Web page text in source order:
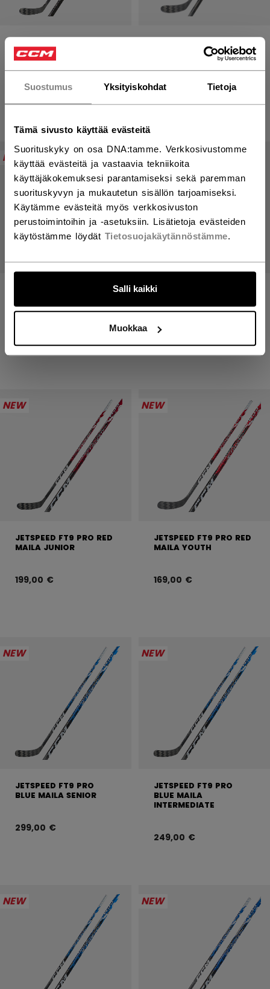
Suostumus Yksityiskohdat Tietoja
Tämä sivusto käyttää evästeitä
Suorituskyky on osa DNA:tamme. Verkkosivustomme
käyttää evästeitä ja vastaavia tekniikoita
käyttäjäkokemuksesi parantamiseksi sekä paremman
suorituskyvyn ja mukautetun sisällön tarjoamiseksi.
Käytämme evästeitä myös verkkosivuston
perustoimintoihin ja -asetuksiin. Lisätietoja evästeiden
käytöstämme löydät Tietosuojakäytännöstämme.
Salli kaikki
Muokkaa
CHARCOAL MAILA
JUNIOR
199,00 €
CHARCOAL MAILA
169,00 €
NEW NEW
JETSPEED FT9 PRO RED
249,00 €
NEW
JETSPEED FT9 PRO RED
MAILA JUNIOR
199,00 €
NEW
JETSPEED FT9 PRO RED
MAILA YOUTH
169,00 €
NEW
JETSPEED FT9 PRO
BLUE MAILA SENIOR
299,00 €
NEW
JETSPEED FT9 PRO
BLUE MAILA
INTERMEDIATE
249,00 €
NEW NEW